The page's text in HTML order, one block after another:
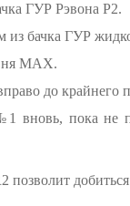
ГУР Рэвона Р2.
из бачка ГУР
MAX.
до крайнего
вновь, пока не